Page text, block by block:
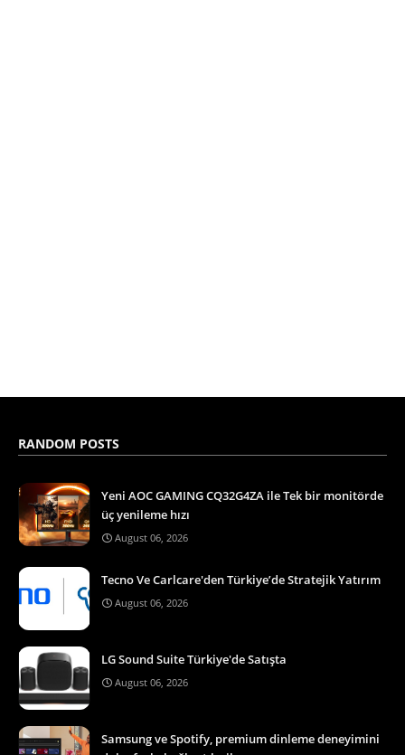
RANDOM POSTS
Yeni AOC GAMING CQ32G4ZA ile Tek bir monitörde
üç yenileme hızı
August 06, 2026
Tecno Ve Carlcare'den Türkiye’de Stratejik Yatırım
August 06, 2026
LG Sound Suite Türkiye'de Satışta
August 06, 2026
Samsung ve Spotify, premium dinleme deneyimini